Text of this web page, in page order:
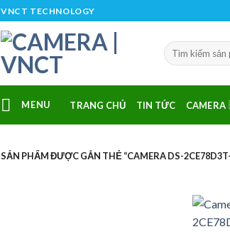
VNCT TECHNOLOGY
MENU TRANG CHỦ TIN TỨC CAMERA
SẢN PHẨM ĐƯỢC GẮN THẺ “CAMERA DS-